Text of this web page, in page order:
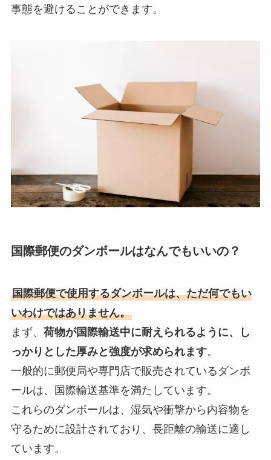
事態を避けることができます。
国際郵便のダンボールはなんでもいいの？
国際郵便で使用するダンボールは、ただ何でもい
いわけではありません。
まず、 荷物が国際輸送中に耐えられるように、し
っかりとした厚みと強度が求められます。
一般的に郵便局や専門店で販売されているダンボ
ールは、国際輸送基準を満たしています。
これらのダンボールは、湿気や衝撃から内容物を
守るために設計されており、長距離の輸送に適し
ています。